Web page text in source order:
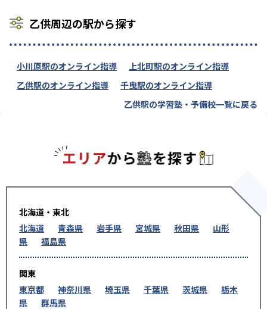
乙供周辺の駅から探す
小川原駅のオンライン指導
上北町駅のオンライン指導
乙供駅のオンライン指導
千曳駅のオンライン指導
乙供駅の学習塾・予備校一覧に戻る
北海道・東北
北海道
青森県 岩手県 宮城県 秋田県
山形
県
福島県
関東
東京都
神奈川県 埼玉県 千葉県 茨城県
栃木
県
群馬県